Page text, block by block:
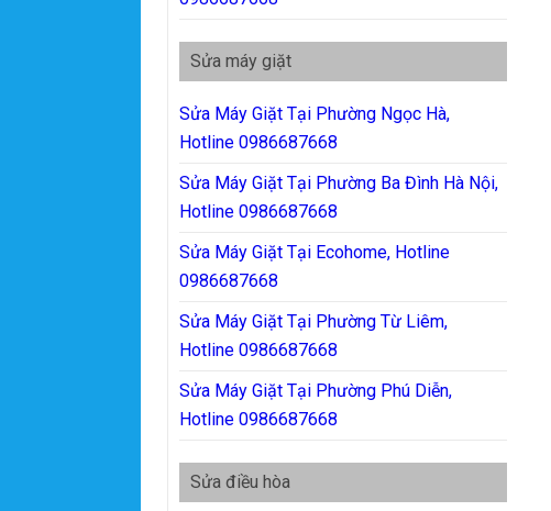
Sửa máy giặt
Sửa Máy Giặt Tại Phường Ngọc Hà,
Hotline 0986687668
Sửa Máy Giặt Tại Phường Ba Đình Hà Nội,
Hotline 0986687668
Sửa Máy Giặt Tại Ecohome, Hotline
0986687668
Sửa Máy Giặt Tại Phường Từ Liêm,
Hotline 0986687668
Sửa Máy Giặt Tại Phường Phú Diễn,
Hotline 0986687668
Sửa điều hòa